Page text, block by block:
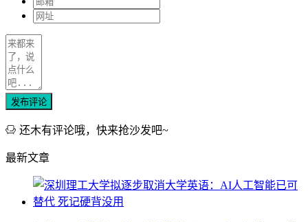
发布评论
还木有评论哦，快来抢沙发吧~
最新文章